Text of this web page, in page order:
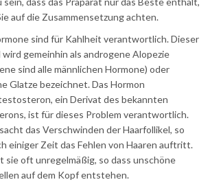
auf die Zusammensetzung achten.
sind für Kahlheit verantwortlich. Dieser
gemeinhin als androgene Alopezie
sind alle männlichen Hormone) oder
Glatze bezeichnet. Das Hormon
ein Derivat des bekannten
ist für dieses Problem verantwortlich.
das Verschwinden der Haarfollikel, so
einiger Zeit das Fehlen von Haaren auftritt.
sie oft unregelmäßig, so dass unschöne
auf dem Kopf entstehen.